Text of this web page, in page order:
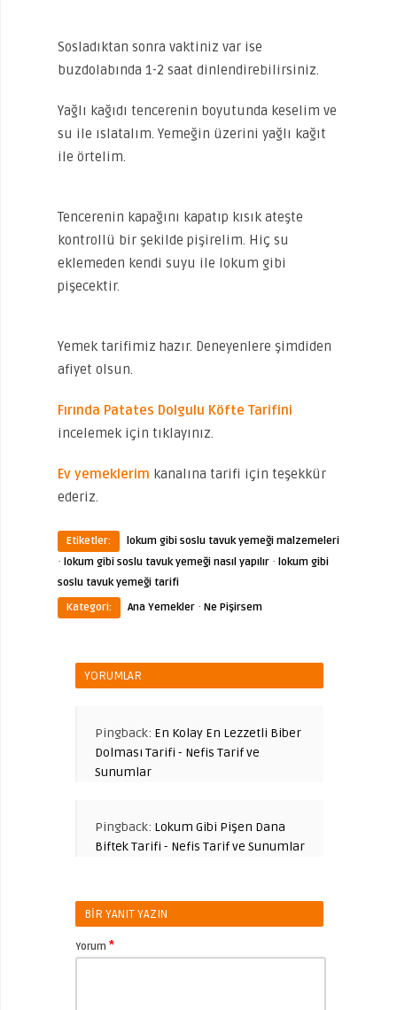
Sosladıktan sonra vaktiniz var ise
buzdolabında 1-2 saat dinlendirebilirsiniz.
Yağlı kağıdı tencerenin boyutunda keselim ve
su ile ıslatalım. Yemeğin üzerini yağlı kağıt
ile örtelim.
Tencerenin kapağını kapatıp kısık ateşte
kontrollü bir şekilde pişirelim. Hiç su
eklemeden kendi suyu ile lokum gibi
pişecektir.
Yemek tarifimiz hazır. Deneyenlere şimdiden
afiyet olsun.
Fırında Patates Dolgulu Köfte Tarifini
incelemek için tıklayınız.
Ev yemeklerim kanalına tarifi için teşekkür
ederiz.
Etiketler: lokum gibi soslu tavuk yemeği malzemeleri
· lokum gibi soslu tavuk yemeği nasıl yapılır · lokum gibi
soslu tavuk yemeği tarifi
Kategori:
Ana Yemekler · Ne Pişirsem
YORUMLAR
Pingback: En Kolay En Lezzetli Biber
Dolması Tarifi - Nefis Tarif ve
Sunumlar
Pingback: Lokum Gibi Pişen Dana
Biftek Tarifi - Nefis Tarif ve Sunumlar
BIR YANIT YAZIN
Yorum *